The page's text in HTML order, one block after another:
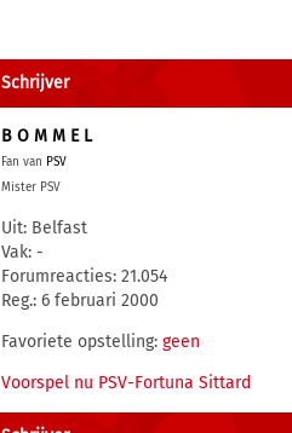
Schrijver
B O M M E L
Fan van PSV
Mister PSV
Uit: Belfast
Vak: -
Forumreacties: 21.054
Reg.: 6 februari 2000
Favoriete opstelling: geen
Voorspel nu PSV-Fortuna Sittard